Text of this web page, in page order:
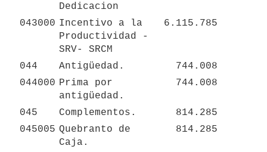
Dedicacion
043000 Incentivo a la
Productividad -
SRV- SRCM
6.115.785
044 Antigüedad.
744.008
044000 Prima por
antigüedad.
744.008
045 Complementos.
814.285
045005 Quebranto de
Caja.
814.285